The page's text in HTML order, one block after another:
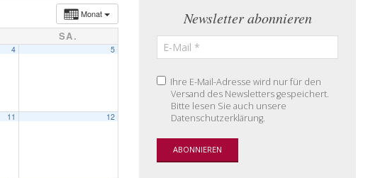
Monat
SA.
4 5
11 12
Newsletter abonnieren
Ihre E-Mail-Adresse wird nur für den
Versand des Newsletters gespeichert.
Bitte lesen Sie auch unsere
Datenschutzerklärung.